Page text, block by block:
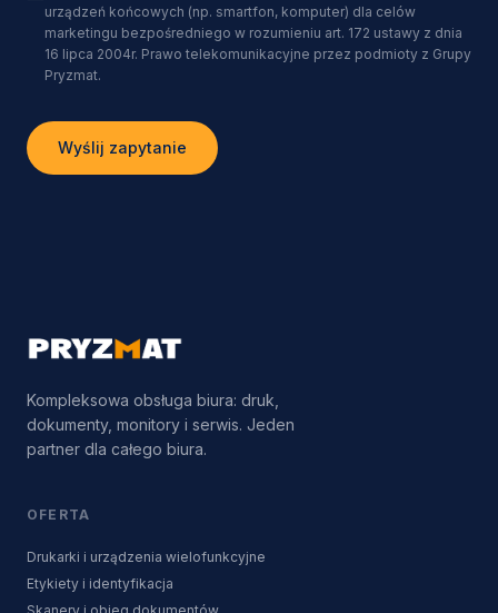
urządzeń końcowych (np. smartfon, komputer) dla celów
marketingu bezpośredniego w rozumieniu art. 172 ustawy z dnia
16 lipca 2004r. Prawo telekomunikacyjne przez podmioty z Grupy
Pryzmat.
Wyślij zapytanie
Kompleksowa obsługa biura: druk,
dokumenty, monitory i serwis. Jeden
partner dla całego biura.
OFERTA
Drukarki i urządzenia wielofunkcyjne
Etykiety i identyfikacja